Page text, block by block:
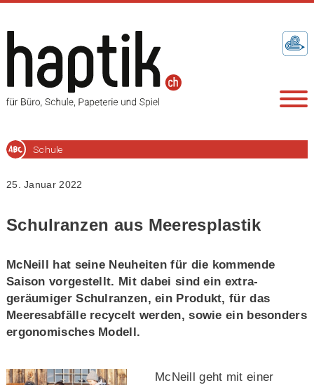
Schule
25. Januar 2022
Schulranzen aus Meeresplastik
McNeill hat seine Neuheiten für die kommende
Saison vorgestellt. Mit dabei sind ein extra-
geräumiger Schulranzen, ein Produkt, für das
Meeresabfälle recycelt werden, sowie ein besonders
ergonomisches Modell.
McNeill geht mit einer